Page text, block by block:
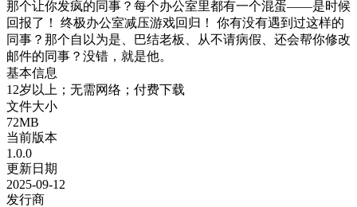
那个让你发疯的同事？每个办公室里都有一个混蛋——是时候
回报了！ 终极办公室减压游戏回归！ 你有没有遇到过这样的
同事？那个自以为是、巴结老板、从不请病假、还会帮你修改
邮件的同事？没错，就是他。
基本信息
12岁以上；无需网络；付费下载
文件大小
72MB
当前版本
1.0.0
更新日期
2025-09-12
发行商